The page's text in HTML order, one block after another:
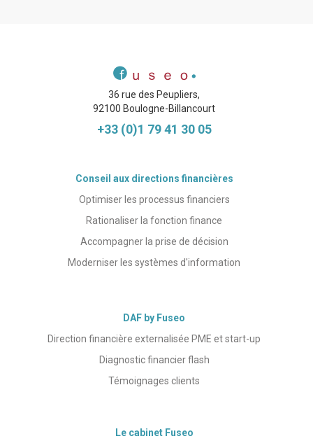
36 rue des Peupliers,
92100 Boulogne-Billancourt
+33 (0)1 79 41 30 05
Conseil aux directions financières
Optimiser les processus financiers
Rationaliser la fonction finance
Accompagner la prise de décision
Moderniser les systèmes d'information
DAF by Fuseo
Direction financière externalisée PME et start-up
Diagnostic financier flash
Témoignages clients
Le cabinet Fuseo